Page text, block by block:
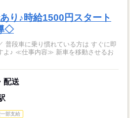
り♪時給1500円スタート
◇
せるお
配送
部支給